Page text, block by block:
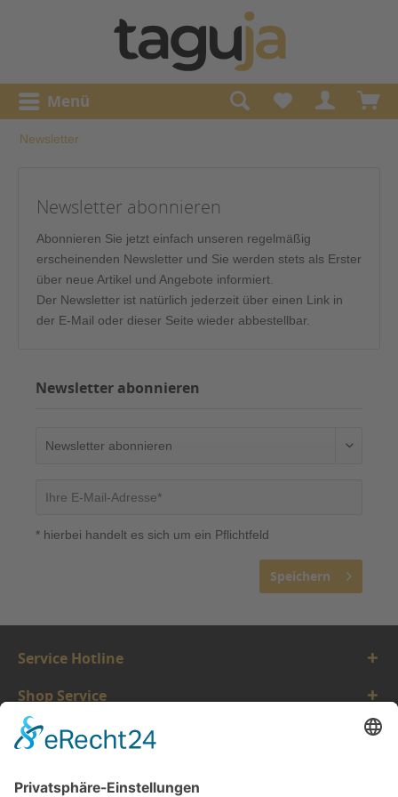
Menü
Newsletter
Newsletter abonnieren
Abonnieren Sie jetzt einfach unseren regelmäßig
erscheinenden Newsletter und Sie werden stets als Erster
über neue Artikel und Angebote informiert.
Der Newsletter ist natürlich jederzeit über einen Link in
der E-Mail oder dieser Seite wieder abbestellbar.
Newsletter abonnieren
* hierbei handelt es sich um ein Pflichtfeld
Speichern
Service Hotline
Shop Service
Informationen